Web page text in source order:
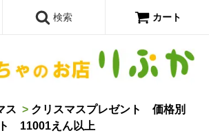
検索 カート
ス > クリスマスプレゼント 価格別
11001えん以上